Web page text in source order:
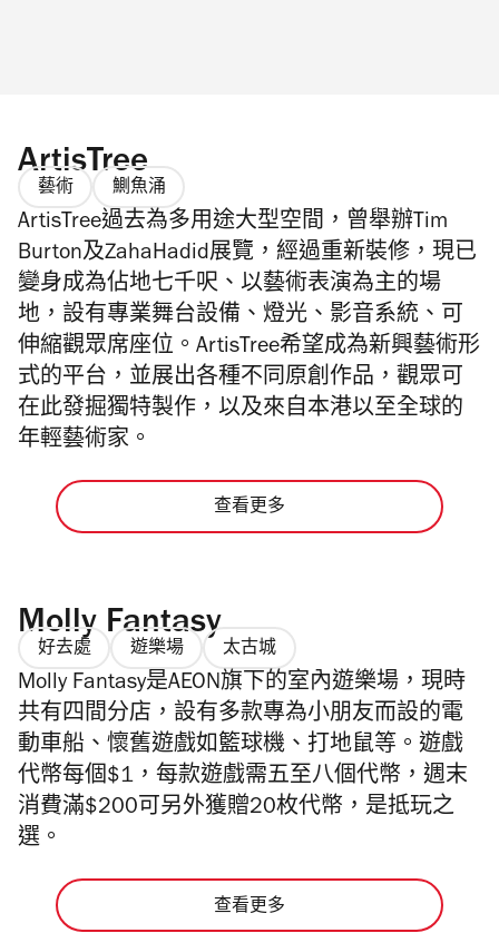
ArtisTree
藝術 鰂魚涌
ArtisTree過去為多用途大型空間，曾舉辦Tim
Burton及ZahaHadid展覽，經過重新裝修，現已
變身成為佔地七千呎、以藝術表演為主的場
地，設有專業舞台設備、燈光、影音系統、可
伸縮觀眾席座位。ArtisTree希望成為新興藝術形
式的平台，並展出各種不同原創作品，觀眾可
在此發掘獨特製作，以及來自本港以至全球的
年輕藝術家。
查看更多
Molly Fantasy
好去處 遊樂場 太古城
Molly Fantasy是AEON旗下的室內遊樂場，現時
共有四間分店，設有多款專為小朋友而設的電
動車船、懷舊遊戲如籃球機、打地鼠等。遊戲
代幣每個$1，每款遊戲需五至八個代幣，週末
消費滿$200可另外獲贈20枚代幣，是抵玩之
選。
查看更多